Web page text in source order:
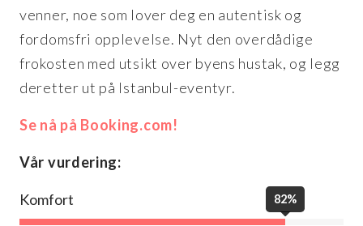
venner, noe som lover deg en autentisk og
fordomsfri opplevelse. Nyt den overdådige
frokosten med utsikt over byens hustak, og legg
deretter ut på Istanbul-eventyr.
Se nå på Booking.com!
Vår vurdering:
Komfort 82%